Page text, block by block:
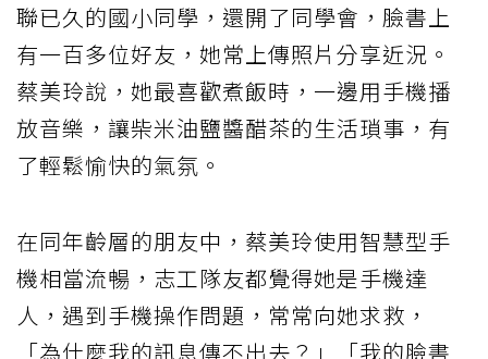
聯已久的國小同學，還開了同學會，臉書上
有一百多位好友，她常上傳照片分享近況。
蔡美玲說，她最喜歡煮飯時，一邊用手機播
放音樂，讓柴米油鹽醬醋茶的生活瑣事，有
了輕鬆愉快的氣氛。
在同年齡層的朋友中，蔡美玲使用智慧型手
機相當流暢，志工隊友都覺得她是手機達
人，遇到手機操作問題，常常向她求救，
「為什麼我的訊息傳不出去？」「我的臉書